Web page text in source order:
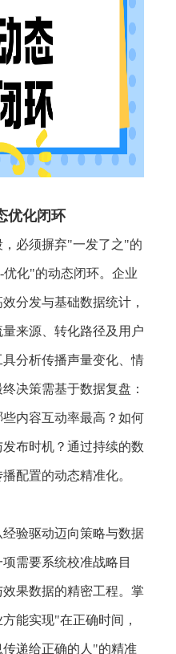
优化闭环
必须摒弃"一发了之"的
化"的动态闭环。企业
分发与基础数据统计，
来源、转化路径及用户
分析传播声量变化、情
决策需基于数据复盘：
内容互动率最高？如何
布时机？通过持续的数
配置的动态精准化。
验驱动迈向策略与数据
需要系统校准战略目
果数据的精密工程。掌
能实现"在正确时间，
递给正确的人"的精准